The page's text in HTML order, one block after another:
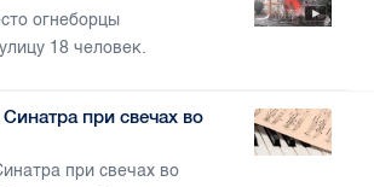
огнеборцы
18 человек.
при свечах во
при свечах во